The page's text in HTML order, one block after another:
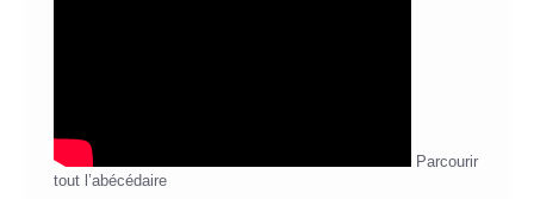
Parcourir
tout l’abécédaire